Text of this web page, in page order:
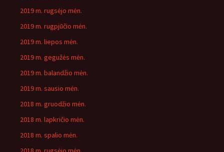
2019 m. rugsėjo mėn.
2019 m. rugpjūčio mėn.
2019 m. liepos mėn.
2019 m. gegužės mėn.
2019 m. balandžio mėn.
2019 m. sausio mėn.
2018 m. gruodžio mėn.
2018 m. lapkričio mėn.
2018 m. spalio mėn.